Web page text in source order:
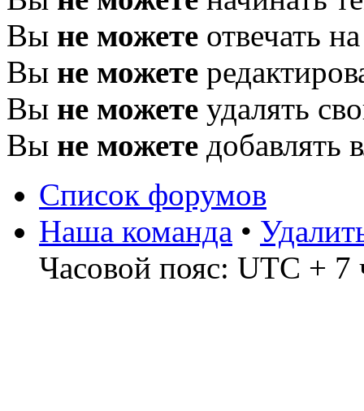
Вы не можете отвечать
Вы не можете
Вы не можете удалять
Вы не можете добавлять
Список форумов
Наша команда •
Часовой пояс: UTC + 7